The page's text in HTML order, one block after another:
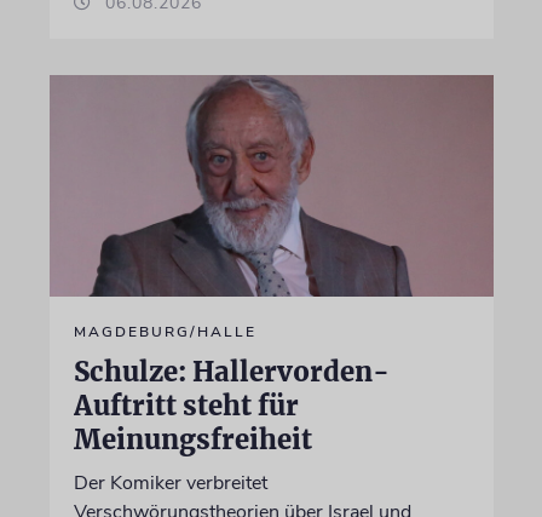
MAGDEBURG/HALLE
Schulze: Hallervorden-
Auftritt steht für
Meinungsfreiheit
Der Komiker verbreitet